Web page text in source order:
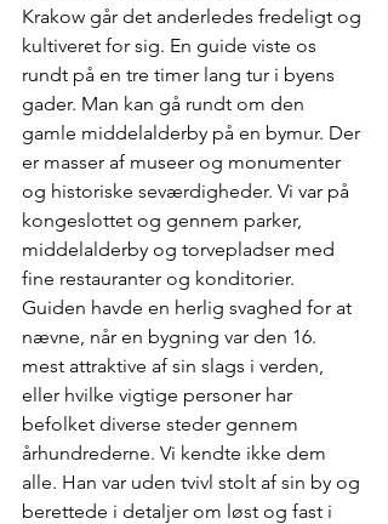
Krakow går det anderledes fredeligt og
kultiveret for sig. En guide viste os
rundt på en tre timer lang tur i byens
gader. Man kan gå rundt om den
gamle middelalderby på en bymur. Der
er masser af museer og monumenter
og historiske seværdigheder. Vi var på
kongeslottet og gennem parker,
middelalderby og torvepladser med
fine restauranter og konditorier.
Guiden havde en herlig svaghed for at
nævne, når en bygning var den 16.
mest attraktive af sin slags i verden,
eller hvilke vigtige personer har
befolket diverse steder gennem
århundrederne. Vi kendte ikke dem
alle. Han var uden tvivl stolt af sin by og
berettede i detaljer om løst og fast i